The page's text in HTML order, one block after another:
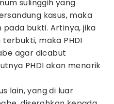
sulinggih yang
kasus, maka
bukti. Artinya, jika
maka PHDI
agar dicabut
PHDI akan menarik
lain, yang di luar